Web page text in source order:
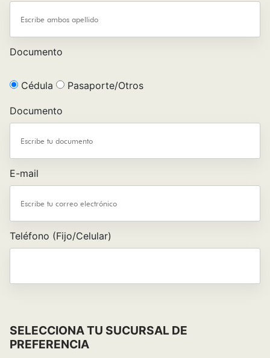
Documento
Cédula Pasaporte/Otros
Documento
E-mail
Teléfono (Fijo/Celular)
SELECCIONA TU SUCURSAL DE
PREFERENCIA